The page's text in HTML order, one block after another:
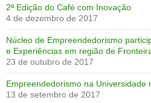
2ª Edição do Café com Inovação
4 de dezembro de 2017
Núcleo de Empreendedorismo
e Experiências em região de
23 de outubro de 2017
Empreendedorismo na Universidade
13 de setembro de 2017